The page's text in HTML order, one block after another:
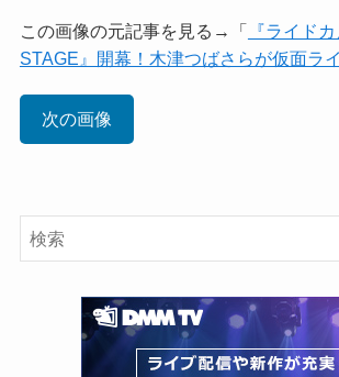
この画像の元記事を見る→「 『ライド
STAGE』開幕！木津つばさらが仮面ラ
次の画像